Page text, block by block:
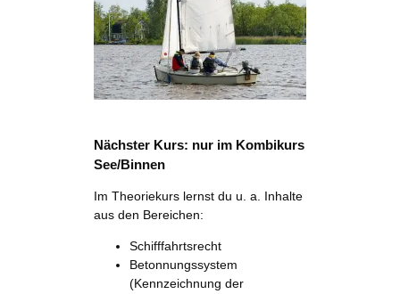
Nächster Kurs: nur im Kombikurs
See/Binnen
Im Theoriekurs lernst du u. a. Inhalte
aus den Bereichen:
Schifffahrtsrecht
Betonnungssystem
(Kennzeichnung der